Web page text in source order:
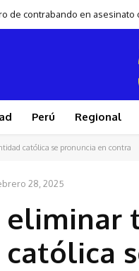
de contrabando en
Perú Regional
católica se pronuncia en contra
28, 2025
eliminar